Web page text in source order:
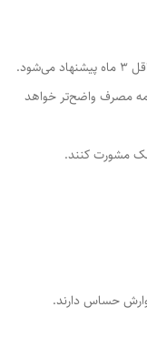
مصرف واضح‌تر خواهد
مشورت کنند.
حساس دارند.